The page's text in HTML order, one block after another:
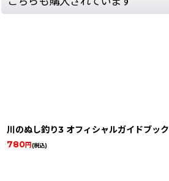
川のぬし釣り3 オフィシャルガイドブック
780円(税込)